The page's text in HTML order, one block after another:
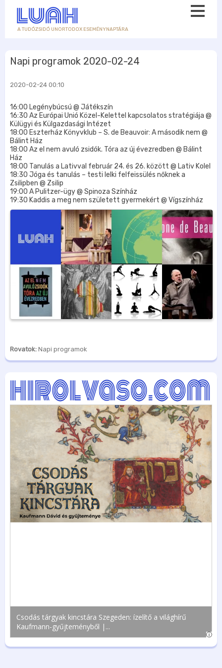
A TUDÓZSIDÓ UNORTODOX ESEMÉNYNAPTÁRA
Napi programok 2020-02-24
2020-02-24 00:10
16:00 Legénybúcsú @ Játékszín
16:30 Az Európai Unió Közel-Kelettel kapcsolatos stratégiája @
Külügyi és Külgazdasági Intézet
18:00 Eszterház Könyvklub – S. de Beauvoir: A második nem @
Bálint Ház
18:00 Az el nem avuló zsidók. Tóra az új évezredben @ Bálint
Ház
18:00 Tanulás a Lativval február 24. és 26. között @ Lativ Kolel
18:30 Jóga és tanulás – testi lelki felfeissülés nőknek a
Zsilipben @ Zsilip
19:00 A Pulitzer-ügy @ Spinoza Színház
19:30 Kaddis a meg nem született gyermekért @ Vígszínház
Rovatok: Napi programok